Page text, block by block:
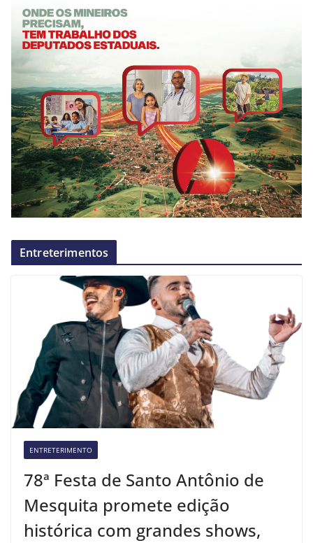
Entreterimentos
ENTRETERIMENTO
78ª Festa de Santo Antônio de
Mesquita promete edição
histórica com grandes shows,